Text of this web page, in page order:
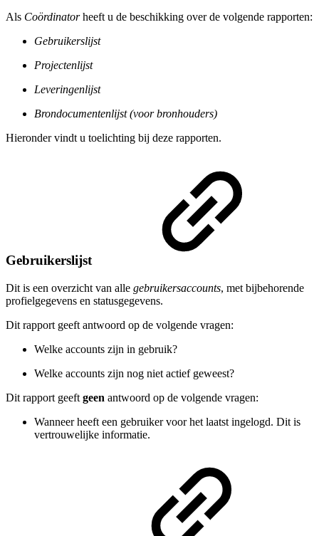
Als Coördinatorheeft u de beschikking over de volgende rapporten:
Gebruikerslijst
Projectenlijst
Leveringenlijst
Brondocumentenlijst (voor bronhouders)
Hieronder vindt u toelichting bij deze rapporten.
Gebruikerslijst
Dit is een overzicht van alle gebruikersaccounts, met bijbehorende
profielgegevens en statusgegevens.
Dit rapport geeft antwoord op de volgende vragen:
Welke accounts zijn in gebruik?
Welke accounts zijn nog niet actief geweest?
Dit rapport geeft geen antwoord op de volgende vragen:
Wanneer heeft een gebruiker voor het laatst ingelogd. Dit is
vertrouwelijke informatie.